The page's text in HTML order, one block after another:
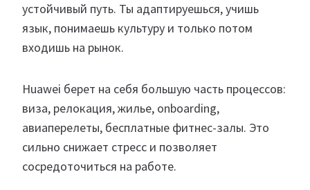
устойчивый путь. Ты адаптируешься, учишь
язык, понимаешь культуру и только потом
входишь на рынок.
Huawei берет на себя большую часть процессов:
виза, релокация, жилье, onboarding,
авиаперелеты, бесплатные фитнес-залы. Это
сильно снижает стресс и позволяет
сосредоточиться на работе.